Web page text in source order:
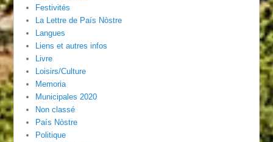
Festivités
La Lettre de País Nòstre
Langues
Liens et autres infos
Livre
Loisirs/Culture
Memoria
Municipales 2020
Non classé
País Nòstre
Politique